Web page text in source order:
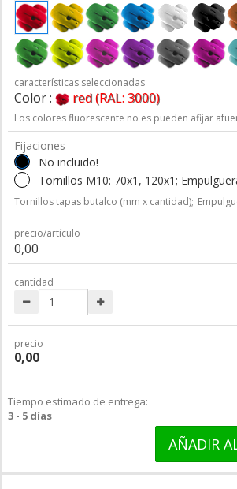
características seleccionadas
Color : red (RAL: 3000)
Los colores fluorescente no es pueden afijar
Fijaciones
No incluido!
Tornillos M10: 70x1, 120x1;
Tornillos tapas butalco (mm x cantidad);
precio/artículo
0,00
cantidad
precio
0,00
Tiempo estimado de entrega:
3 - 5 días
AÑADIR